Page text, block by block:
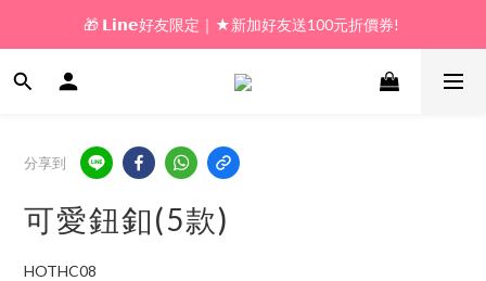
🎁 新好友購物金｜★加入新會員領券送100元!
🎁 𝗟𝗶𝗻𝗲好友限定｜★新加好友送100元折價券!
🎁 新好友購物金｜★加入新會員領券送100元!
分享到
可愛鈕釦(5款)
HOTHC08